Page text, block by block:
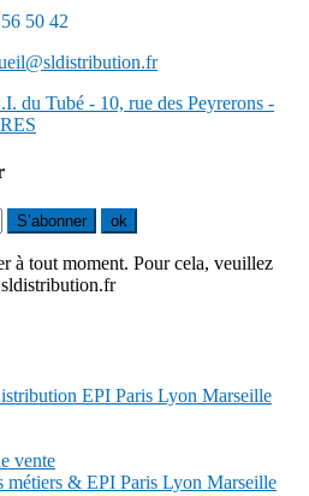
50 42
du Tubé - 10, rue des Peyrerons -
S’abonner ok
à tout moment. Pour cela, veuillez
EPI Paris Lyon Marseille
vente
métiers & EPI Paris Lyon Marseille